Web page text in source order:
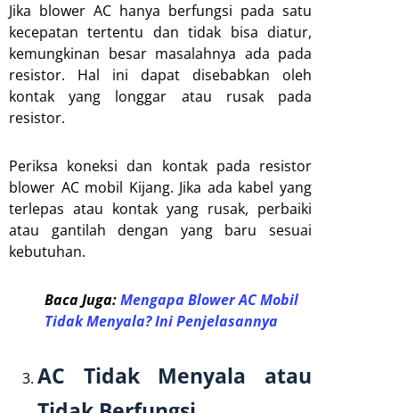
Jika blower AC hanya berfungsi pada satu
kecepatan tertentu dan tidak bisa diatur,
kemungkinan besar masalahnya ada pada
resistor. Hal ini dapat disebabkan oleh
kontak yang longgar atau rusak pada
resistor.
Periksa koneksi dan kontak pada resistor
blower AC mobil Kijang. Jika ada kabel yang
terlepas atau kontak yang rusak, perbaiki
atau gantilah dengan yang baru sesuai
kebutuhan.
Baca Juga:Mengapa Blower AC Mobil
Tidak Menyala? Ini Penjelasannya
AC Tidak Menyala atau